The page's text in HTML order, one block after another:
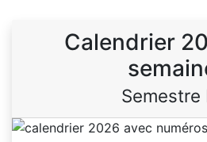
Calendrier
Semestre